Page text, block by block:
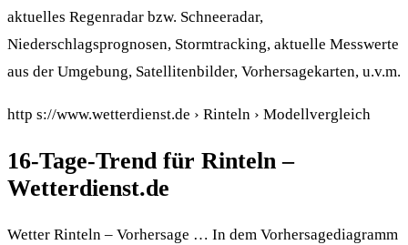
aktuelles Regenradar bzw. Schneeradar,
Niederschlagsprognosen, Stormtracking, aktuelle Messwerte
aus der Umgebung, Satellitenbilder, Vorhersagekarten, u.v.m.
http s://www.wetterdienst.de › Rinteln › Modellvergleich
16-Tage-Trend für Rinteln –
Wetterdienst.de
Wetter Rinteln – Vorhersage … In dem Vorhersagediagramm